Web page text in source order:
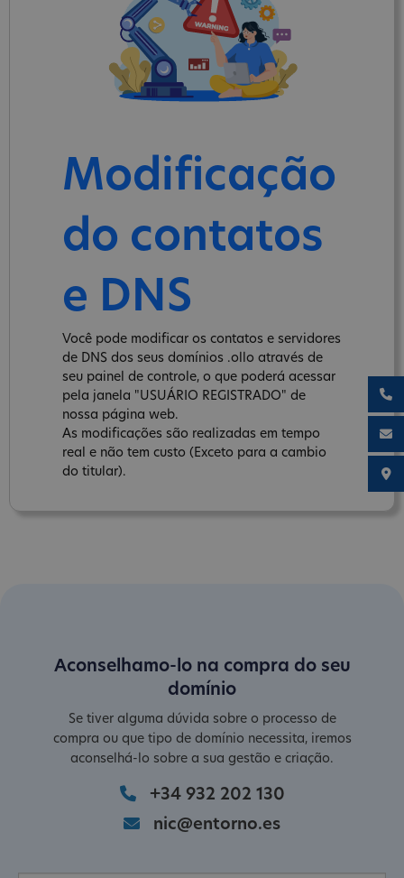
Modificação
do contatos
e DNS
Você pode modificar os contatos e servidores
de DNS dos seus domínios .ollo através de
seu painel de controle, o que poderá acessar
pela janela "USUÁRIO REGISTRADO" de
nossa página web.
As modificações são realizadas em tempo
real e não tem custo (Exceto para a cambio
do titular).
Aconselhamo-lo na compra do seu
domínio
Se tiver alguma dúvida sobre o processo de
compra ou que tipo de domínio necessita, iremos
aconselhá-lo sobre a sua gestão e criação.
+34 932 202 130
nic@entorno.es